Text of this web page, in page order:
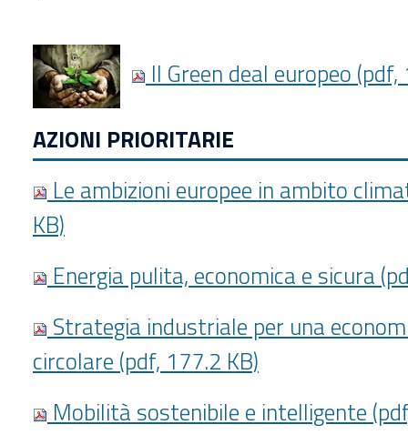
Il Green deal europeo (pdf,
AZIONI PRIORITARIE
Le ambizioni europee in ambito
KB)
Energia pulita, economica e sicura
Strategia industriale per una
circolare (pdf, 177.2 KB)
Mobilità sostenibile e intelligente